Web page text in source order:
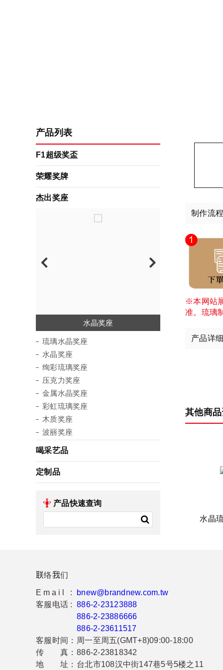
产品列表
F1超级奖盃
荣耀奖牌
杰出奖座
琉璃水晶奖座
水晶奖座
绚彩琉璃奖座
压克力奖座
金属水晶奖座
彩虹琉璃奖座
木质奖座
波丽奖座
琉璃水晶奖座
水晶奖座
绚彩琉璃奖座
压克力奖座
金属水晶奖座
彩虹琉璃奖座
木质奖座
波丽奖座
喝采艺品
定制品
产品快速查询
制作流
※本网站
准。琉璃
产品详
其他商
水晶
联络我们
Email :
bnew@brandnew.com.tw
客服电话 : 886-2-23123888
886-2-23886666
886-2-23611517
客服时间： 周一至周五(GMT+8)09:00-18:00
传 真： 886-2-23818342
地 址： 台北市108汉中街147巷5号5楼之11